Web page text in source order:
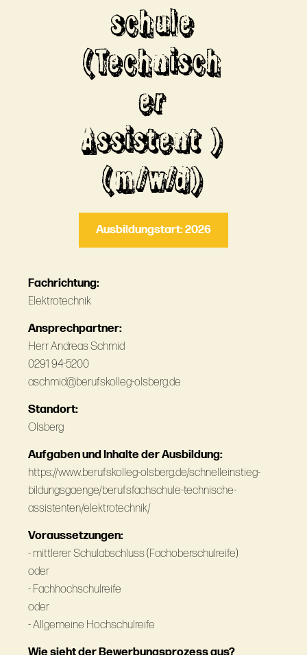
schule
(Technisch
er
Assistent )
(m/w/d)
Ausbildungstart: 2026
Fachrichtung:
Elektrotechnik
Ansprechpartner:
Herr Andreas Schmid
0291 94-5200
aschmid@berufskolleg-olsberg.de
Standort:
Olsberg
Aufgaben und Inhalte der Ausbildung:
https://www.berufskolleg-olsberg.de/schnelleinstieg-
bildungsgaenge/berufsfachschule-technische-
assistenten/elektrotechnik/
Voraussetzungen:
- mittlerer Schulabschluss (Fachoberschulreife)
oder
- Fachhochschulreife
oder
- Allgemeine Hochschulreife